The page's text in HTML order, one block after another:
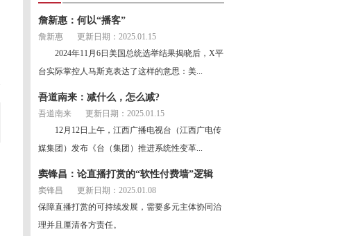
詹新惠：何以“播客”
詹新惠
更新日期：2025.01.15
2024年11月6日美国总统选举结果揭晓后，X平
台实际掌控人马斯克表达了这样的意思：美...
吾道南来：减什么，怎么减?
吾道南来
更新日期：2025.01.15
12月12日上午，江西广播电视台（江西广电传
媒集团）发布《台（集团）推进系统性变革...
窦锋昌：论直播打赏的“软性付费墙”逻辑
窦锋昌
更新日期：2025.01.08
保障直播打赏的可持续发展，需要多元主体协同治
理并且厘清各方责任。